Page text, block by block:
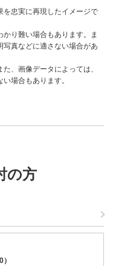
を忠実に再現したイメージで
り難い場合もあります。ま
真などに適さない場合があ
、画像データによっては、
場合もあります。
の方
）